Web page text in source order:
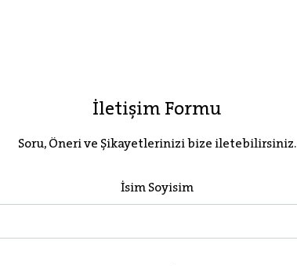
İletişim Formu
Soru, Öneri ve Şikayetlerinizi bize iletebilirsiniz.
İsim Soyisim